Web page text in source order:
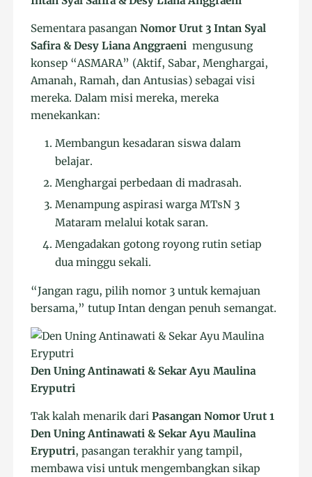
Sementara pasanganNomor Urut 3 Intan Syal
Safira & Desy Liana Anggraeni mengusung
konsep “ASMARA” (Aktif, Sabar, Menghargai,
Amanah, Ramah, dan Antusias) sebagai visi
mereka. Dalam misi mereka, mereka
menekankan:
Membangun kesadaran siswa dalam
belajar.
Menghargai perbedaan di madrasah.
Menampung aspirasi warga MTsN 3
Mataram melalui kotak saran.
Mengadakan gotong royong rutin setiap
dua minggu sekali.
“Jangan ragu, pilih nomor 3 untuk kemajuan
bersama,” tutup Intan dengan penuh semangat.
Den Uning Antinawati & Sekar Ayu Maulina
Eryputri
Tak kalah menarik dariPasangan Nomor Urut 1
Den Uning Antinawati & Sekar Ayu Maulina
Eryputri, pasangan terakhir yang tampil,
membawa visi untuk mengembangkan sikap